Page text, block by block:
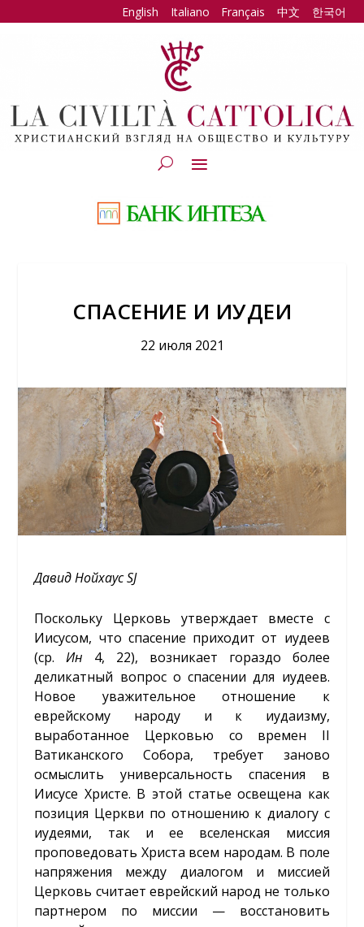
English Italiano Français 中文 한국어
СПАСЕНИЕ И ИУДЕИ
22 июля 2021
Давид НойхаусSJ
Поскольку Церковь утверждает вместе с
Иисусом, что спасение приходит от иудеев
(ср.Ин 4, 22), возникает гораздо более
деликатный вопрос о спасении для иудеев.
Новое уважительное отношение к
еврейскому народу и к иудаизму,
выработанное Церковью со времен II
Ватиканского Собора, требует заново
осмыслить универсальность спасения в
Иисусе Христе. В этой статье освещена как
позиция Церкви по отношению к диалогу с
иудеями, так и ее вселенская миссия
проповедовать Христа всем народам. В поле
напряжения между диалогом и миссией
Церковь считает еврейский народ не только
партнером по миссии — восстановить